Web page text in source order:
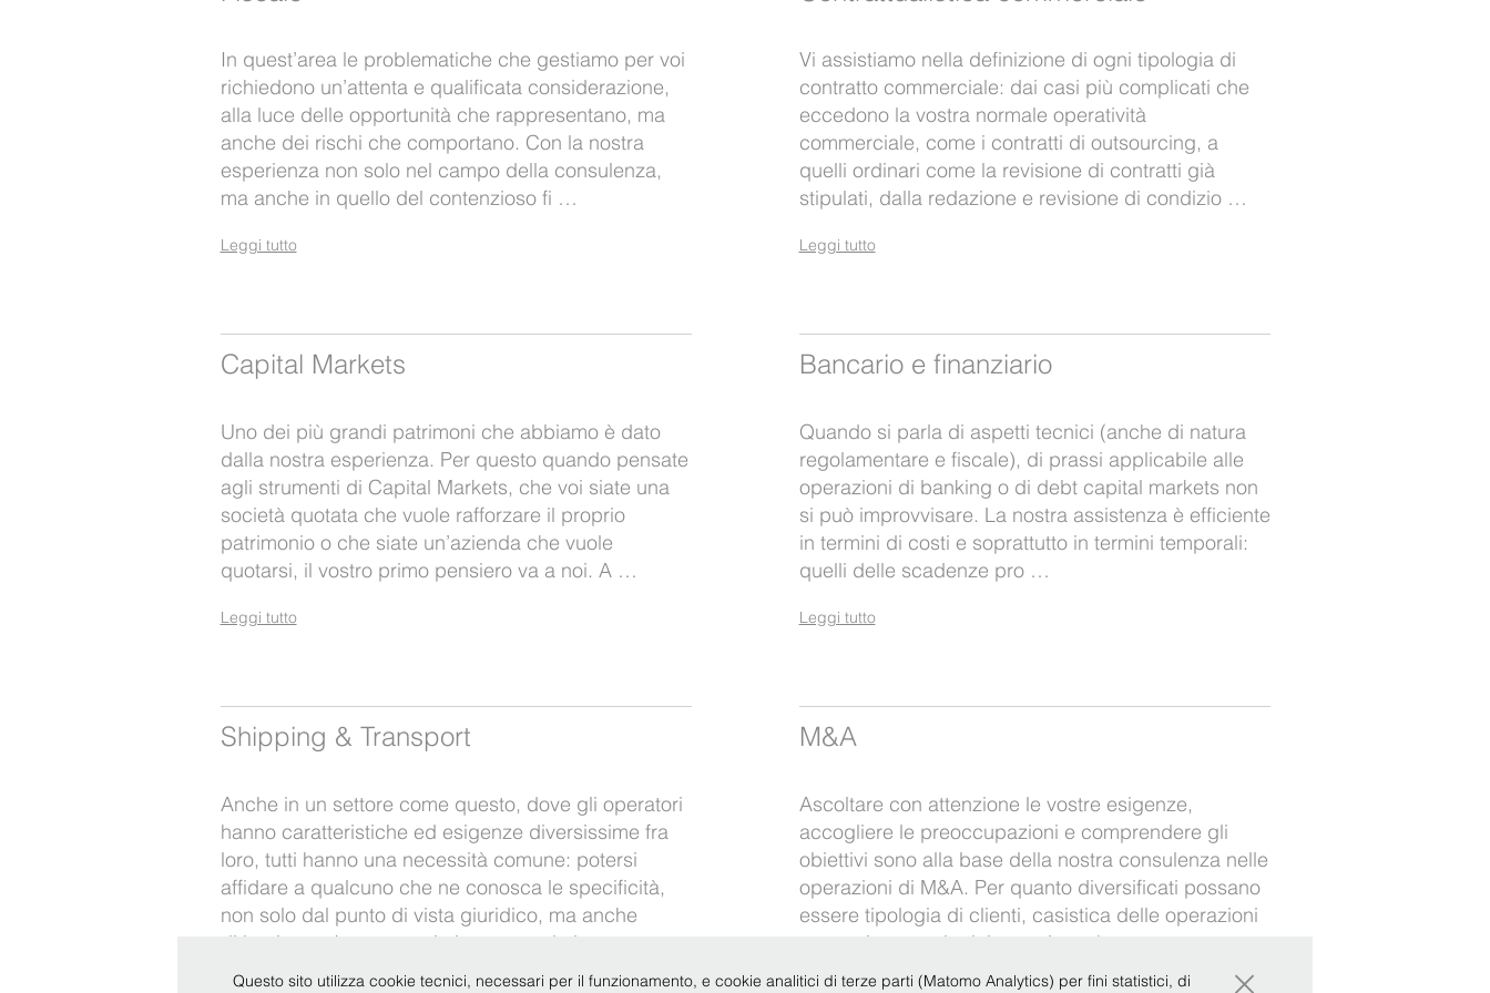
In quest’area le problematiche che gestiamo per voi
richiedono un’attenta e qualificata considerazione,
alla luce delle opportunità che rappresentano, ma
anche dei rischi che comportano. Con la nostra
esperienza non solo nel campo della consulenza,
ma anche in quello del contenzioso fi …
Leggi tutto
Vi assistiamo nella definizione di ogni tipologia di
contratto commerciale: dai casi più complicati che
eccedono la vostra normale operatività
commerciale, come i contratti di outsourcing, a
quelli ordinari come la revisione di contratti già
stipulati, dalla redazione e revisione di condizio …
Leggi tutto
Capital Markets
Uno dei più grandi patrimoni che abbiamo è dato
dalla nostra esperienza. Per questo quando pensate
agli strumenti di Capital Markets, che voi siate una
società quotata che vuole rafforzare il proprio
patrimonio o che siate un’azienda che vuole
quotarsi, il vostro primo pensiero va a noi. A …
Leggi tutto
Bancario e finanziario
Quando si parla di aspetti tecnici (anche di natura
regolamentare e fiscale), di prassi applicabile alle
operazioni di banking o di debt capital markets non
si può improvvisare. La nostra assistenza è efficiente
in termini di costi e soprattutto in termini temporali:
quelli delle scadenze pro …
Leggi tutto
Shipping & Transport
Anche in un settore come questo, dove gli operatori
hanno caratteristiche ed esigenze diversissime fra
loro, tutti hanno una necessità comune: potersi
affidare a qualcuno che ne conosca le specificità,
non solo dal punto di vista giuridico, ma anche
di business. In questo ci aiuta non solo l …
M&A
Ascoltare con attenzione le vostre esigenze,
accogliere le preoccupazioni e comprendere gli
obiettivi sono alla base della nostra consulenza nelle
operazioni di M&A. Per quanto diversificati possano
essere tipologia di clienti, casistica delle operazioni
e settori merceologici, sappiate che …
Questo sito utilizza cookie tecnici, necessari per il funzionamento, e cookie analitici di terze parti (Matomo Analytics) per fini statistici, di ×